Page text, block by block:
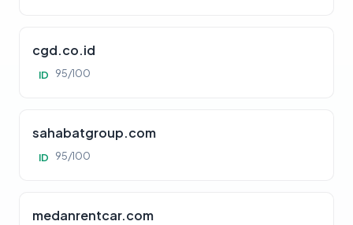
cgd.co.id
ID 95/100
sahabatgroup.com
ID 95/100
medanrentcar.com